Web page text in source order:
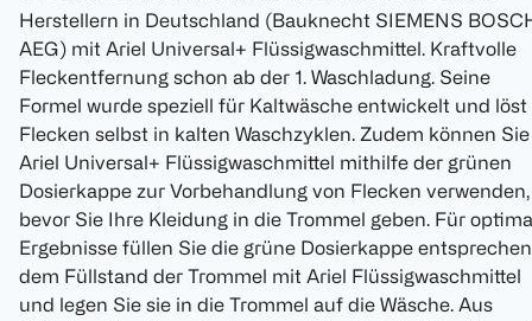
Herstellern in Deutschland (Bauknecht SIEMENS
AEG) mit Ariel Universal+ Flüssigwaschmittel. Kraftvolle
Fleckentfernung schon ab der 1. Waschladung. Seine
Formel wurde speziell für Kaltwäsche entwickelt und löst
Flecken selbst in kalten Waschzyklen. Zudem können Sie
Ariel Universal+ Flüssigwaschmittel mithilfe der grünen
Dosierkappe zur Vorbehandlung von Flecken verwenden,
bevor Sie Ihre Kleidung in die Trommel geben. Für
Ergebnisse füllen Sie die grüne Dosierkappe
dem Füllstand der Trommel mit Ariel Flüssigwaschmittel
und legen Sie sie in die Trommel auf die Wäsche. Aus